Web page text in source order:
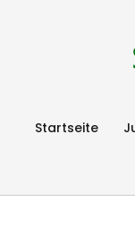
Startseite